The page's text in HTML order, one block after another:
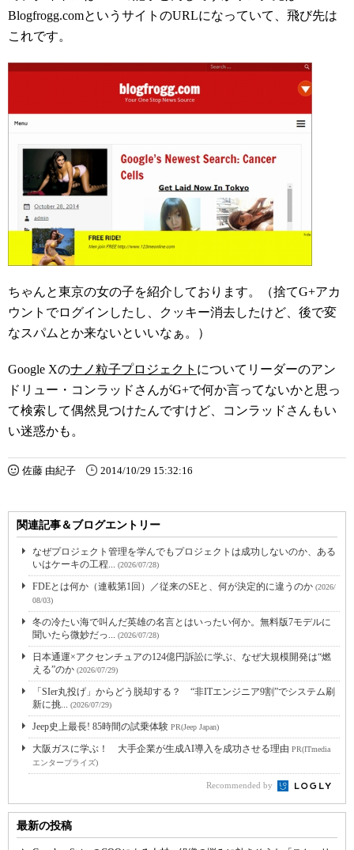
Blogfrogg.comというサイトのURLになっていて、飛び先は
これです。
ちゃんと東京の女の子を紹介しております。（捨てG+アカ
ウントでログインしたし、クッキー消去したけど、後で変
なスパムとか来ないといいなぁ。）
Google Xのナノ粒子プロジェクト についてリーダーのアン
ドリュー・コンラッドさんがG+で何か言ってないかと思っ
て検索して偶然見つけたんですけど、コンラッドさんもい
い迷惑かも。
佐藤 由紀子 2014/10/29 15:32:16
関連記事＆ブログエントリー
なぜプロジェクト管理を学んでもプロジェクトは成功しないのか、ある
いはケーキの工程... (2026/07/28)
FDEとは何か（連載第1回）／従来のSEと、何が決定的に違うのか (2026/
08/03)
冬の冷たい海で叫んだ英雄の名言とはいったい何か。無料版7モデルに
聞いたら微妙だっ... (2026/07/28)
日本通運×アクセンチュアの124億円訴訟に学ぶ、なぜ大規模開発は“燃
える”のか (2026/07/29)
「SIer丸投げ」からどう脱却する？ “非ITエンジニア9割”でシステム刷
新に挑... (2026/07/29)
Jeep史上最長! 85時間の試乗体験 PR(Jeep Japan)
大阪ガスに学ぶ！ 大手企業が生成AI導入を成功させる理由 PR(ITmedia
エンタープライズ)
Recommended by
最新の投稿